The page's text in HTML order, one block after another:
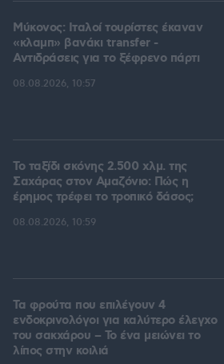
Μύκονος: Ιταλοί τουρίστες έκαναν
«κλαμπ» βανάκι transfer -
Αντιδράσεις για το ξέφρενο πάρτι
08.08.2026, 10:57
Το ταξίδι σκόνης 2.500 χλμ. της
Σαχάρας στον Αμαζόνιο: Πώς η
έρημος τρέφει το τροπικό δάσος;
08.08.2026, 10:59
Τα φρούτα που επιλέγουν 4
ενδοκρινολόγοι για καλύτερο έλεγχο
του σακχάρου – Το ένα μειώνει το
λίπος στην κοιλιά